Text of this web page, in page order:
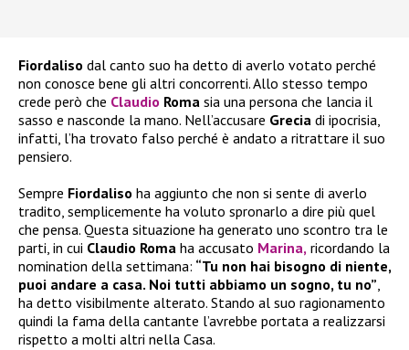
Fiordaliso dal canto suo ha detto di averlo votato perché
non conosce bene gli altri concorrenti. Allo stesso tempo
crede però che Claudio Roma sia una persona che lancia il
sasso e nasconde la mano. Nell’accusare Grecia di ipocrisia,
infatti, l’ha trovato falso perché è andato a ritrattare il suo
pensiero.
Sempre Fiordaliso ha aggiunto che non si sente di averlo
tradito, semplicemente ha voluto spronarlo a dire più quel
che pensa. Questa situazione ha generato uno scontro tra le
parti, in cui Claudio Roma ha accusato Marina, ricordando la
nomination della settimana: “Tu non hai bisogno di niente,
puoi andare a casa. Noi tutti abbiamo un sogno, tu no”,
ha detto visibilmente alterato. Stando al suo ragionamento
quindi la fama della cantante l’avrebbe portata a realizzarsi
rispetto a molti altri nella Casa.